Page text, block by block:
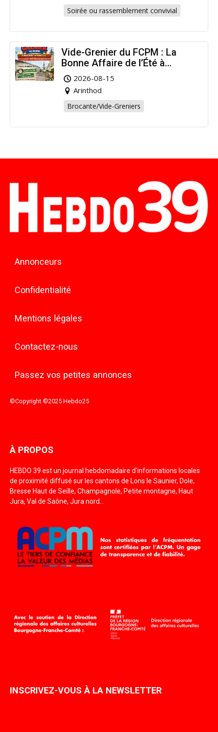
Soirée ou rassemblement convivial
Vide-Grenier du FCPM : La
Bonne Affaire de l’Été à
Arinthod !
2026-08-15
Arinthod
Brocante/Vide-Greniers